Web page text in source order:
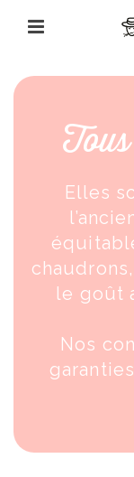
Elles
le goût
Nos